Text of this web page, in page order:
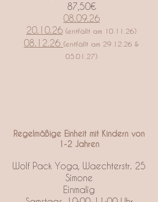
87,50€
08.09.26
20.10.26 (entfällt am 10.11.26)
08.12.26 (entfällt am 29.12.26 &
05.01.27)
Regelmäßige Einheit mit Kindern von
1-2 Jahren​
Wolf Pack Yoga, Waechterstr. 25
Simone
Einmalig